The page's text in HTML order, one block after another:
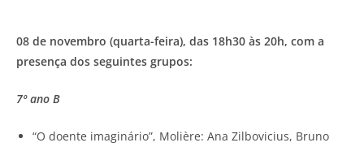
08 de novembro (quarta-feira), das 18h30 às 20h, com a
presença dos seguintes grupos:
7º ano B
“O doente imaginário”, Molière: Ana Zilbovicius, Bruno